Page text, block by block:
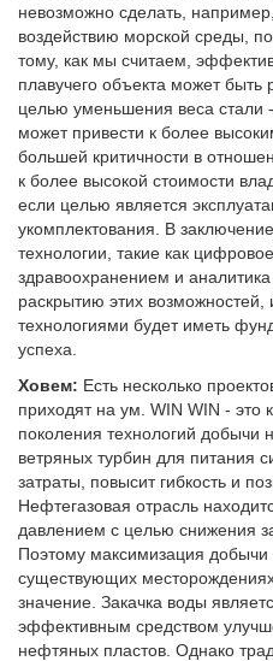
невозможно сделать,
воздействию морской среды,
тому, как мы считаем,
плавучего объекта может
целью уменьшения веса стали
может привести к более
большей критичности в
к более высокой стоимости
если целью является
укомплектования. В
технологии, такие как
здравоохранением и
раскрытию этих
технологиями будет иметь
успеха.
Ховем: Есть несколько
приходят на ум. WIN WIN - это
поколения технологий добычи
ветряных турбин для питания
затраты, повысит гибкость и
Нефтегазовая отрасль
давлением с целью снижения
Поэтому максимизация
существующих
значение. Закачка воды
эффективным средством
нефтяных пластов. Однако